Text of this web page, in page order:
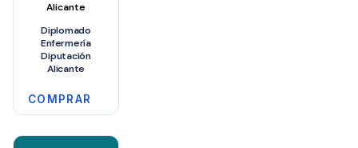
Alicante
Diplomado
Enfermería
Diputación
Alicante
COMPRAR